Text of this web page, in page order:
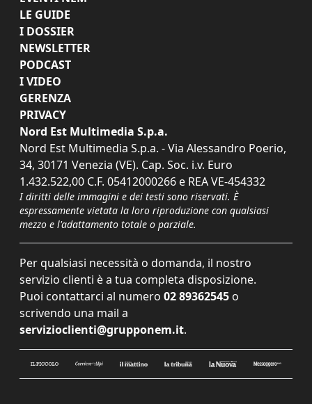
LE GUIDE
I DOSSIER
NEWSLETTER
PODCAST
I VIDEO
GERENZA
PRIVACY
Nord Est Multimedia S.p.a.
Nord Est Multimedia S.p.a. - Via Alessandro Poerio,
34, 30171 Venezia (VE). Cap. Soc. i.v. Euro
1.432.522,00 C.F. 05412000266 e REA VE-454332
I diritti delle immagini e dei testi sono riservati. È
espressamente vietata la loro riproduzione con qualsiasi
mezzo e l'adattamento totale o parziale.
Per qualsiasi necessità o domanda, il nostro
servizio clienti è a tua completa disposizione.
Puoi contattarci al numero 02 89362545 o
scrivendo una mail a
servizioclienti@grupponem.it.